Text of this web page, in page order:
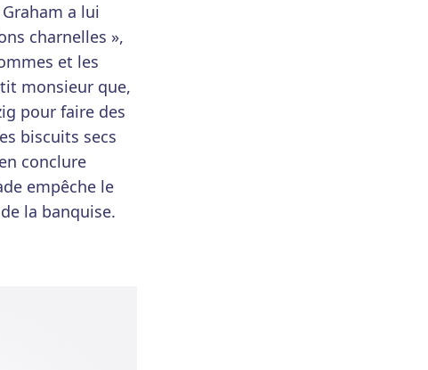
a lui
charnelles »,
et les
monsieur que,
pour faire des
biscuits secs
conclure
empêche le
la banquise.